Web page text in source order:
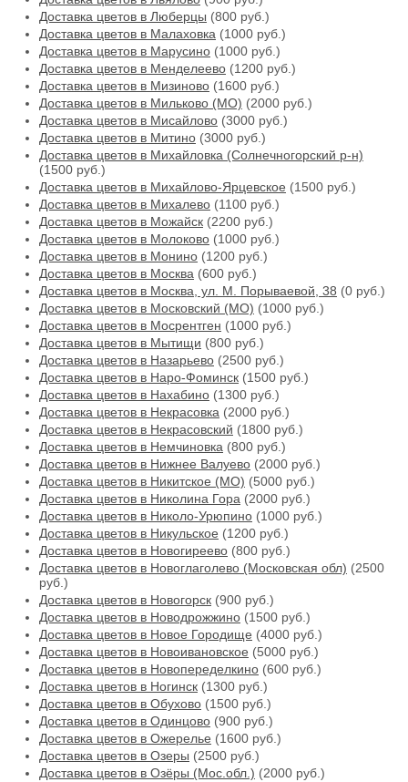
Доставка цветов в Люберцы (800 руб.)
Доставка цветов в Малаховка (1000 руб.)
Доставка цветов в Марусино (1000 руб.)
Доставка цветов в Менделеево (1200 руб.)
Доставка цветов в Мизиново (1600 руб.)
Доставка цветов в Мильково (МО) (2000 руб.)
Доставка цветов в Мисайлово (3000 руб.)
Доставка цветов в Митино (3000 руб.)
Доставка цветов в Михайловка (Солнечногорский р-н)
(1500 руб.)
Доставка цветов в Михайлово-Ярцевское (1500 руб.)
Доставка цветов в Михалево (1100 руб.)
Доставка цветов в Можайск (2200 руб.)
Доставка цветов в Молоково (1000 руб.)
Доставка цветов в Монино (1200 руб.)
Доставка цветов в Москва (600 руб.)
Доставка цветов в Москва, ул. М. Порываевой, 38 (0 руб.)
Доставка цветов в Московский (МО) (1000 руб.)
Доставка цветов в Мосрентген (1000 руб.)
Доставка цветов в Мытищи (800 руб.)
Доставка цветов в Назарьево (2500 руб.)
Доставка цветов в Наро-Фоминск (1500 руб.)
Доставка цветов в Нахабино (1300 руб.)
Доставка цветов в Некрасовка (2000 руб.)
Доставка цветов в Некрасовский (1800 руб.)
Доставка цветов в Немчиновка (800 руб.)
Доставка цветов в Нижнее Валуево (2000 руб.)
Доставка цветов в Никитское (МО) (5000 руб.)
Доставка цветов в Николина Гора (2000 руб.)
Доставка цветов в Николо-Урюпино (1000 руб.)
Доставка цветов в Никульское (1200 руб.)
Доставка цветов в Новогиреево (800 руб.)
Доставка цветов в Новоглаголево (Московская обл) (2500
руб.)
Доставка цветов в Новогорск (900 руб.)
Доставка цветов в Новодрожжино (1500 руб.)
Доставка цветов в Новое Городище (4000 руб.)
Доставка цветов в Новоивановское (5000 руб.)
Доставка цветов в Новопеределкино (600 руб.)
Доставка цветов в Ногинск (1300 руб.)
Доставка цветов в Обухово (1500 руб.)
Доставка цветов в Одинцово (900 руб.)
Доставка цветов в Ожерелье (1600 руб.)
Доставка цветов в Озеры (2500 руб.)
Доставка цветов в Озёры (Мос.обл.) (2000 руб.)